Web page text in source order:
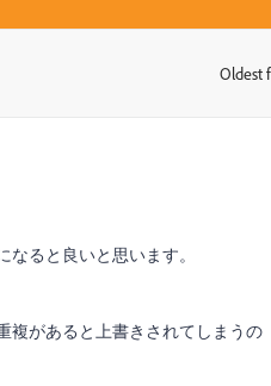
Oldest
ると良いと思います。
複があると上書きされてしまうの